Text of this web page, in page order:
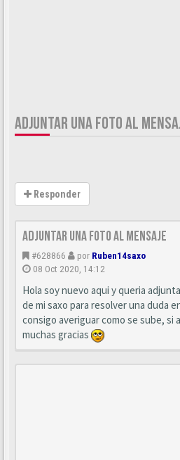
ADJUNTAR UNA FOTO AL
Responder
Adjuntar una foto al mensaje
#628866 por Ruben14saxo
08 Oct 2020, 14:12
Hola soy nuevo aqui y queria
de mi saxo para resolver una duda
consigo averiguar como se sube, si
muchas gracias